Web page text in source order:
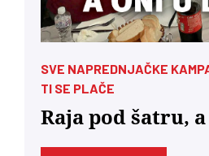
SVE NAPREDNJAČKE
TI SE PLAČE
Raja pod šatru,